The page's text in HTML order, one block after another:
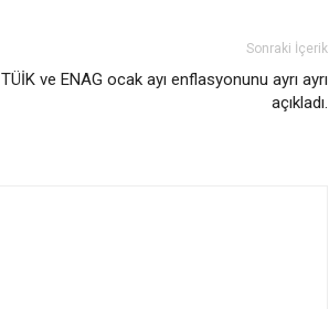
Sonraki İçerik
TÜİK ve ENAG ocak ayı enflasyonunu ayrı ayrı
açıkladı.